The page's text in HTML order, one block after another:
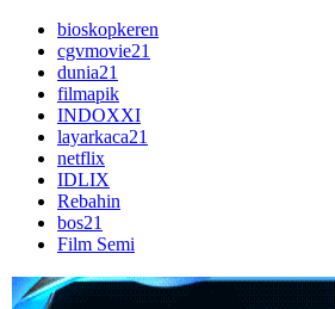
bioskopkeren
cgvmovie21
dunia21
filmapik
INDOXXI
layarkaca21
netflix
IDLIX
Rebahin
bos21
Film Semi